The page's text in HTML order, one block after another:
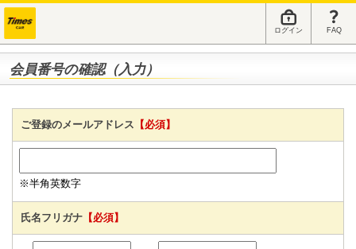
ログイン FAQ
会員番号の確認（入力）
ご登録のメールアドレス 【必須】
※半角英数字
氏名フリガナ 【必須】